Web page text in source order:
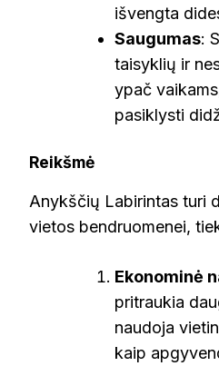
išvengta
Saugumas:
taisyklių ir
ypač
pasiklysti
Reikšmė
Anykščių Labirintas turi
vietos bendruomenei,
Ekonominė
pritraukia
naudoja
kaip